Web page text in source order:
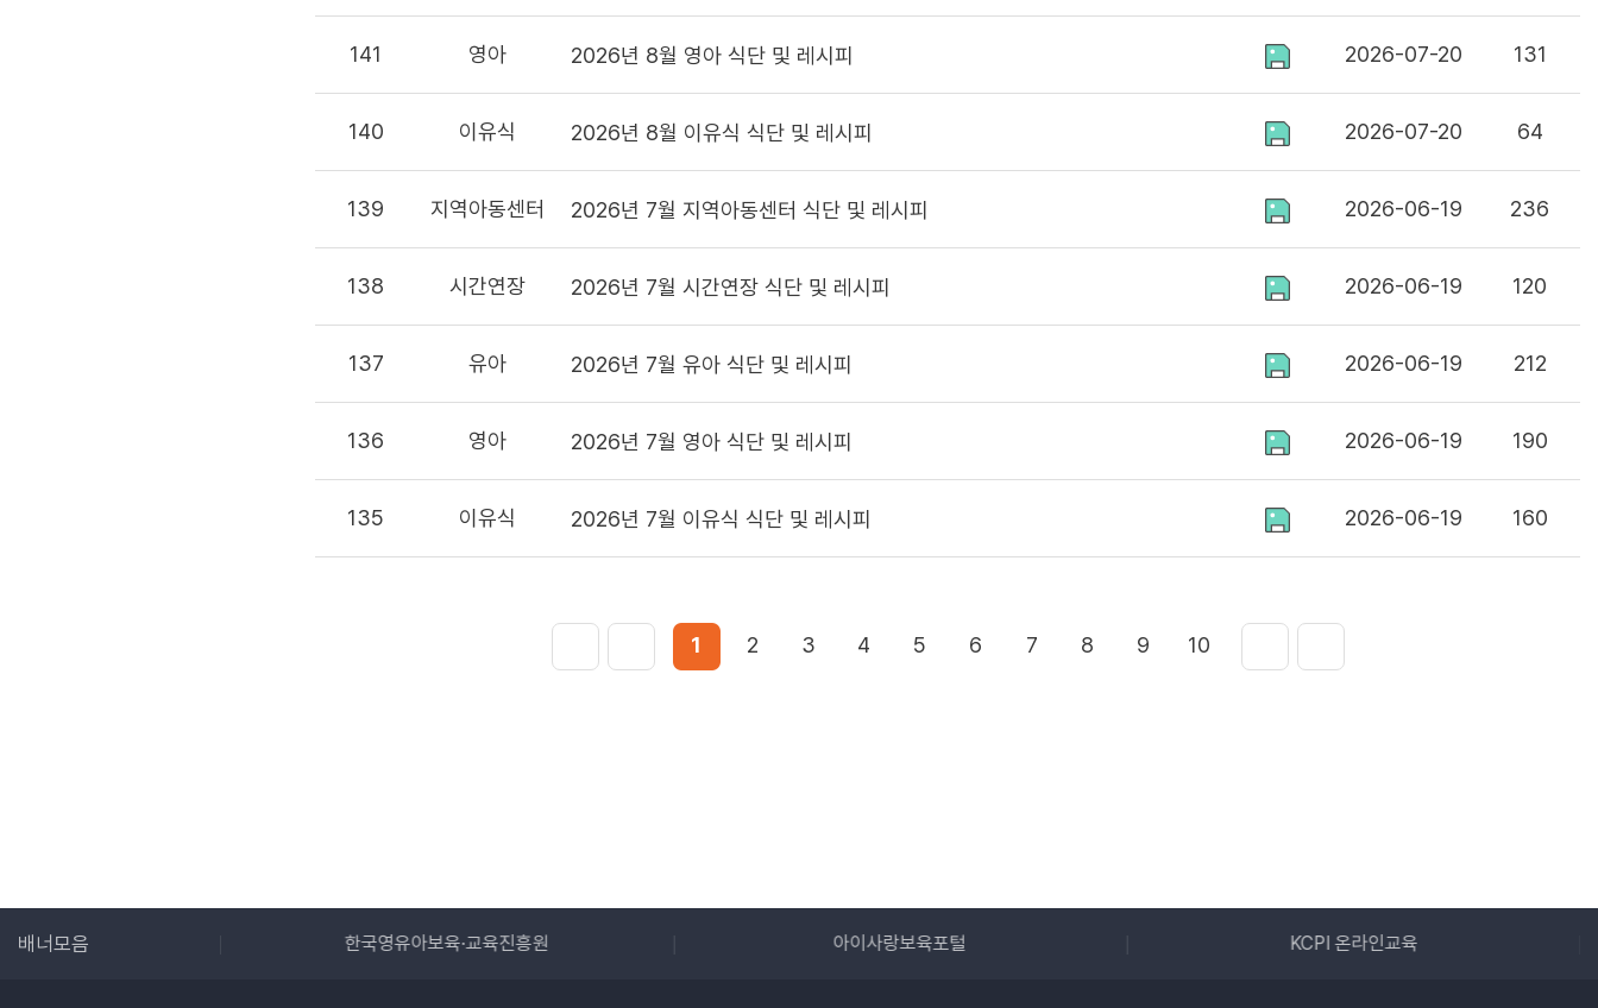
141 영아 2026년 8월 영아 식단 및 레시피 2026-07-20 131
140 이유식 2026년 8월 이유식 식단 및 레시피 2026-07-20 64
139 지역아동센터 2026년 7월 지역아동센터 식단 및 레시피 2026-06-19 236
138 시간연장 2026년 7월 시간연장 식단 및 레시피 2026-06-19 120
137 유아 2026년 7월 유아 식단 및 레시피 2026-06-19 212
136 영아 2026년 7월 영아 식단 및 레시피 2026-06-19 190
135 이유식 2026년 7월 이유식 식단 및 레시피 2026-06-19 160
1 2 3 4 5 6 7 8 9 10
배너모음
한국영유아보육·교육진흥원 아이사랑보육포털 KCPI 온라인교육 경기광주시 어린이급식관리지원센